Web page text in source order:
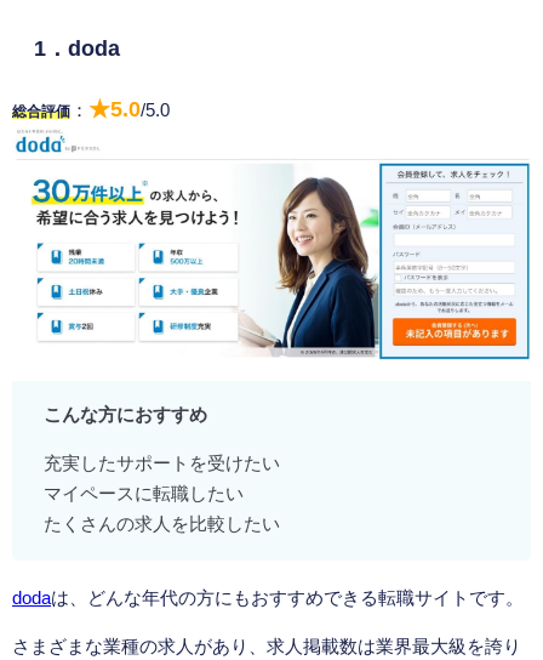
1．doda
総合評価 ： ★5.0/5.0
こんな方におすすめ
充実したサポートを受けたい
マイペースに転職したい
たくさんの求人を比較したい
dodaは、どんな年代の方にもおすすめできる転職サイトです。
さまざまな業種の求人があり、求人掲載数は業界最大級を誇り